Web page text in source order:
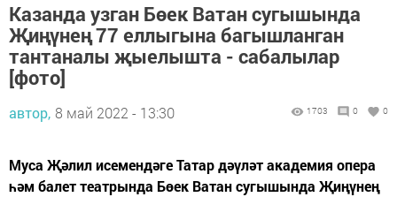
Казанда узган Бөек Ватан сугышында
Җиңүнең 77 еллыгына багышланган
тантаналы җыелышта - сабалылар
[фото]
автор, 8 май 2022 - 13:30 1703 0 0
Муса Җәлил исемендәге Татар дәүләт академия опера
һәм балет театрында Бөек Ватан сугышында Җиңүнең